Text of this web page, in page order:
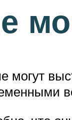
могут